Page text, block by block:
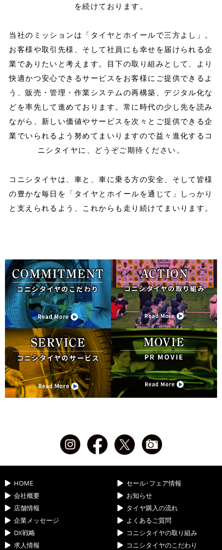
を続けております。
当社のミッションは「タイヤとホイールで三方よし」。
お客様や取引先様、そして社員にも幸せを届けられる企
業でありたいと考えます。
目下の取り組みとして、より
快適かつ安心できるサービスをお客様にご提供できるよ
う、販売・管理・作業システムの再構築、デジタル化な
どを率先して進めております。 常に時代の少し先を読み
ながら、新しい価値やサービスを次々とご提供できる企
業でいられるよう 努めてまいりますので益々進化するコ
ニシタイヤに、どうぞご期待ください。
コニシタイヤは、車と、車に乗る方の安全、そして皆様
の豊かな毎日を「タイヤとホイールを通じて」
しっかり
と支えられるよう、これからも走り続けてまいります。
HOME
会社概要
店舗情報
企業メッセージ
DX戦略
求人情報
セール･フェア情報
お知らせ
タイヤ購入の流れ
よくあるご質問
コニシタイヤの取り組み
コニシタイヤのこだわり